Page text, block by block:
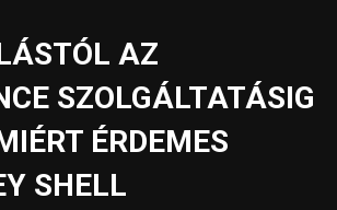
AZ
SZOLGÁLTATÁSIG
ÉRDEMES
SHELL